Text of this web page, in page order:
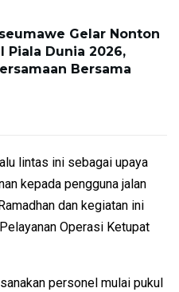
Gelar Nonton
Piala Dunia 2026,
Bersama
lintas ini sebagai upaya
kepada pengguna jalan
dan kegiatan ini
Operasi Ketupat
personel mulai pukul